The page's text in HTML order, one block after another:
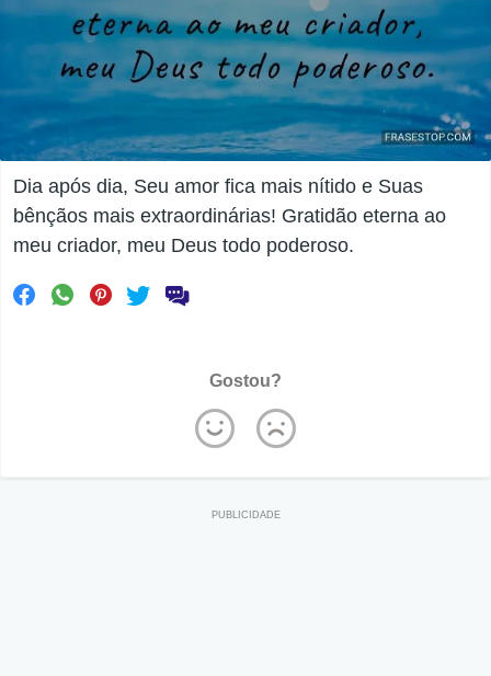
Dia após dia, Seu amor fica mais nítido e Suas
bênçãos mais extraordinárias! Gratidão eterna ao
meu criador, meu Deus todo poderoso.
Gostou?